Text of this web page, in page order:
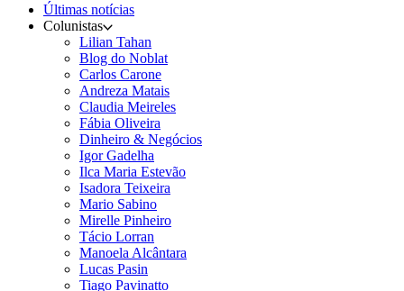
Últimas notícias
Colunistas
Lilian Tahan
Blog do Noblat
Carlos Carone
Andreza Matais
Claudia Meireles
Fábia Oliveira
Dinheiro & Negócios
Igor Gadelha
Ilca Maria Estevão
Isadora Teixeira
Mario Sabino
Mirelle Pinheiro
Tácio Lorran
Manoela Alcântara
Lucas Pasin
Tiago Pavinatto